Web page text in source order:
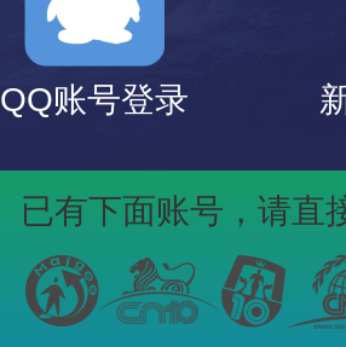
QQ账号登录
已有下面账号， 请直